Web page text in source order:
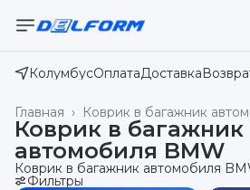
КолумбусОплатаДоставка
Коврик в багажник
Главная ›
Коврик в багажник
автомобиля BMW
Коврик в багажник автомобиля
Фильтры